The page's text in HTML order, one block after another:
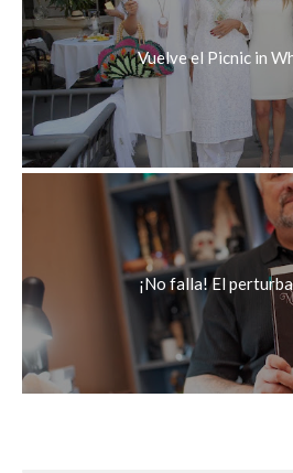
Vuelve el Picnic in
¡No falla! El